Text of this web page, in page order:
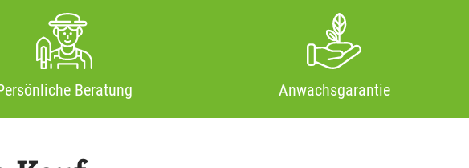
Beratung Anwachsgarantie